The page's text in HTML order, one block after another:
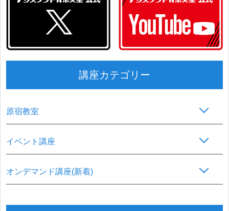
講座カテゴリー
原宿教室
イベント講座
オンデマンド講座(新着)